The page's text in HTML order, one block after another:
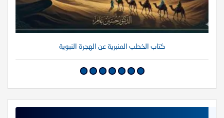
كتاب الخطب المنبرية عن الهجرة النبوية